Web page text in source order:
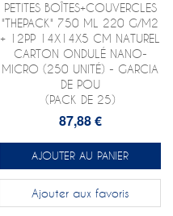
PETITES BOÎTES+COUVERCLES
"THEPACK" 750 ML 220 G/M2
+ 12PP 14X14X5 CM NATUREL
CARTON ONDULÉ NANO-
MICRO (250 UNITÉ) - GARCIA
DE POU
(PACK DE 25)
87,88 €
AJOUTER AU PANIER
Ajouter aux favoris